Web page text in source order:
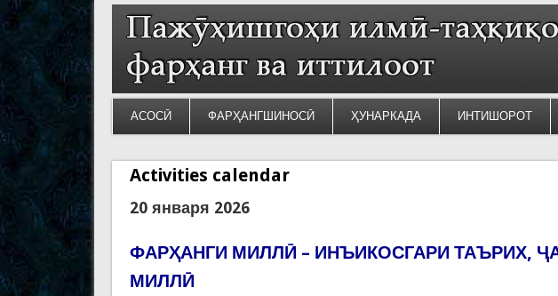
АСОСӢ ФАРҲАНГШИНОСӢ ҲУНАРКАДА ИНТИШОРОТ
Activities calendar
20 января 2026
ФАРҲАНГИ МИЛЛӢ – ИНЪИКОСГАРИ ТАЪРИХ,
МИЛЛӢ